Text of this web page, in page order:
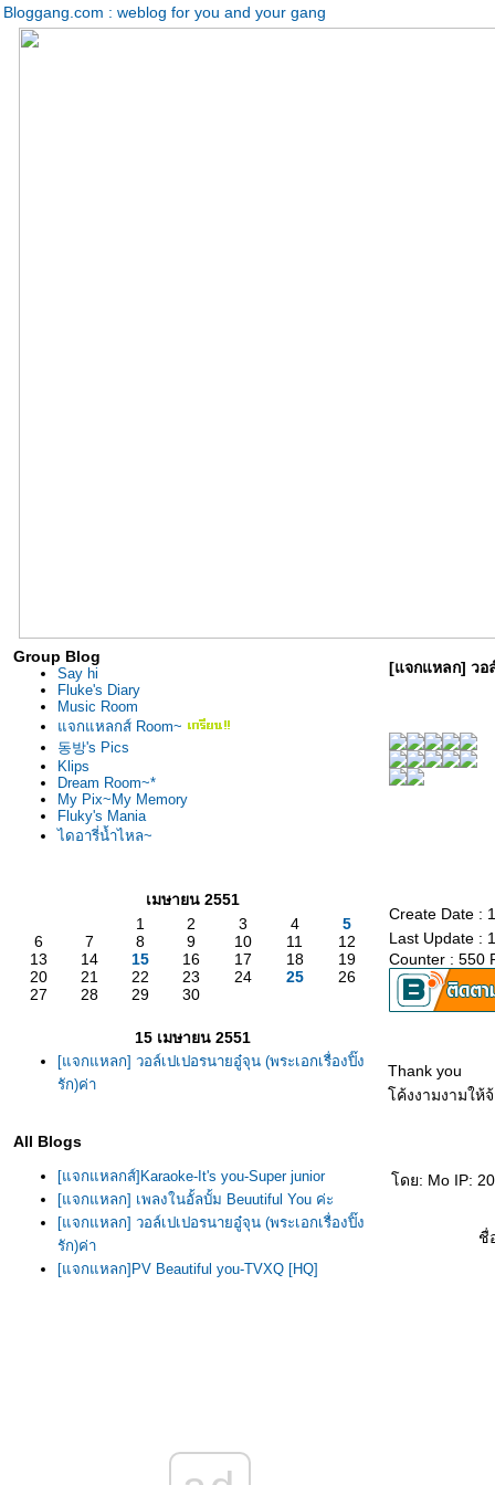
Bloggang.com : weblog for you and your gang
Group Blog
Say hi
Fluke's Diary
Music Room
จกแหลกส์ Room~
동방's Pics
Klips
Dream Room~*
My Pix~My Memory
Fluky's Mania
ไดอารี่น้ำไหล~
เมษายน 2551
1
2 3 4
5
6
7 8 9 10 11
12
13
14 15 16 17 18
19
20
21 22 23 24 25
26
27
28 29 30
15 เมษายน 2551
[แจกแหลก] วอล์เปเปอรนายอู๋จุน (พระเอกเรื่องปิ๊ง
รัก)ค่า
All Blogs
[แจกแหลกส์]Karaoke-It's you-Super junior
[แจกแหลก] เพลงในอั้ลบั้ม Beuutiful You ค่ะ
[แจกแหลก] วอล์เปเปอรนายอู๋จุน (พระเอกเรื่องปิ๊ง
รัก)ค่า
[แจกแหลก]PV Beautiful you-TVXQ [HQ]
[แจกแหลก] วอ
Create Date :
Last Update :
Counter : 550
Thank you
ค้งงามงามให้จ้
ดย: Mo IP:
ชื่